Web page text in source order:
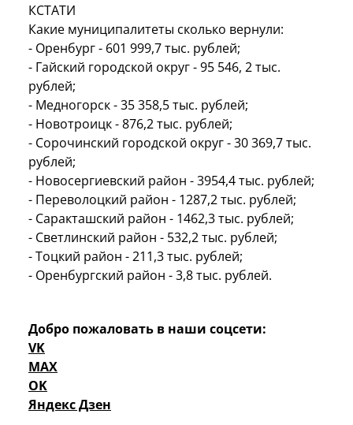
КСТАТИ
Какие муниципалитеты сколько вернули:
- Оренбург - 601 999,7 тыс. рублей;
- Гайский городской округ - 95 546, 2 тыс.
рублей;
- Медногорск - 35 358,5 тыс. рублей;
- Новотроицк - 876,2 тыс. рублей;
- Сорочинский городской округ - 30 369,7 тыс.
рублей;
- Новосергиевский район - 3954,4 тыс. рублей;
- Переволоцкий район - 1287,2 тыс. рублей;
- Саракташский район - 1462,3 тыс. рублей;
- Светлинский район - 532,2 тыс. рублей;
- Тоцкий район - 211,3 тыс. рублей;
- Оренбургский район - 3,8 тыс. рублей.
Добро пожаловать в наши соцсети:
VK
MAX
OK
Яндекс Дзен